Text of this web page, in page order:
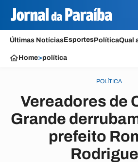
Últimas NotíciasEsportesPolíticaQual
Home>política
POLÍTICA
Vereadores de
Grande
prefeito